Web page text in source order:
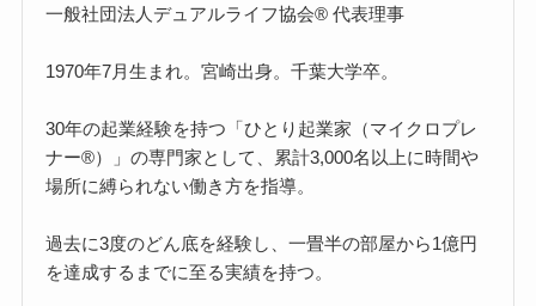
一般社団法人デュアルライフ協会® 代表理事
1970年7月生まれ。宮崎出身。千葉大学卒。
30年の起業経験を持つ「ひとり起業家（マイクロプレ
ナー®）」の専門家として、累計3,000名以上に時間や
場所に縛られない働き方を指導。
過去に3度のどん底を経験し、一畳半の部屋から1億円
を達成するまでに至る実績を持つ。